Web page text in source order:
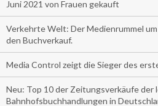
Juni 2021 von Frauen gekauft
Verkehrte Welt: Der Medienrummel
den Buchverkauf.
Media Control zeigt die Sieger des
Neu: Top 10 der Zeitungsverkäufe der
Bahnhofsbuchhandlungen in